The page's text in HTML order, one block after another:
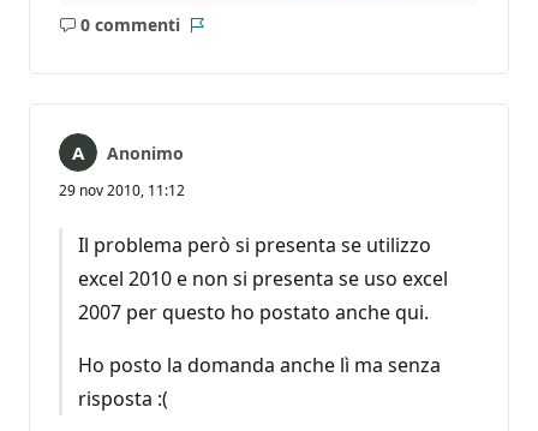
0 commenti
Nessun
Anonimo
29 nov 2010, 11:12
Il problema però si presenta se utilizzo
excel 2010 e non si presenta se uso excel
2007 per questo ho postato anche qui.
Ho posto la domanda anche lì ma senza
risposta :(